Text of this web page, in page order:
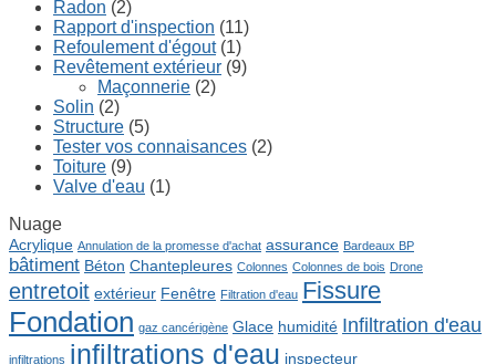
Radon (2)
Rapport d'inspection (11)
Refoulement d'égout(1)
Revêtement extérieur (9)
Maçonnerie (2)
Solin (2)
Structure (5)
Tester vos connaisances (2)
Toiture (9)
Valve d'eau (1)
Nuage
Acrylique Annulation de la promesse d'achat assurance Bardeaux BP
bâtiment Béton Chantepleures Colonnes Colonnes de bois Drone
entretoit extérieur Fenêtre Filtration d'eau Fissure
Fondation gaz cancérigène Glace humidité Infiltration d'eau
infiltrations infiltrations d'eau inspecteur